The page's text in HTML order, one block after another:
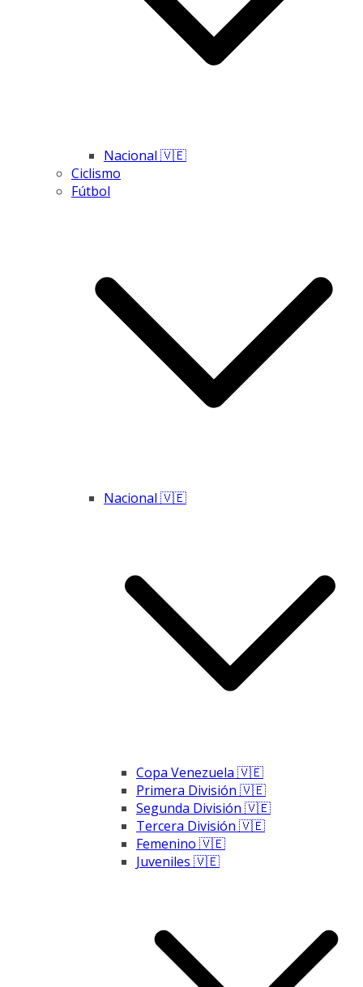
Nacional 🇻🇪
Ciclismo
Fútbol
Nacional 🇻🇪
Copa Venezuela 🇻🇪
Primera División 🇻🇪
Segunda División 🇻🇪
Tercera División 🇻🇪
Femenino 🇻🇪
Juveniles 🇻🇪